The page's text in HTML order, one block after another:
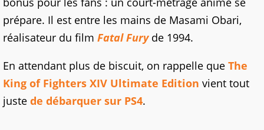
prépare. Il est entre les mains de Masami Obari,
réalisateur du film Fatal Furyde 1994.
En attendant plus de biscuit, on rappelle que The
King of Fighters XIV Ultimate Edition vient tout
juste de débarquer sur PS4.